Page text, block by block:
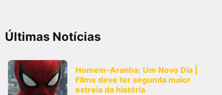
Últimas Notícias
Homem-Aranha: Um Novo Dia |
Filme deve ter segunda maior
estreia da história